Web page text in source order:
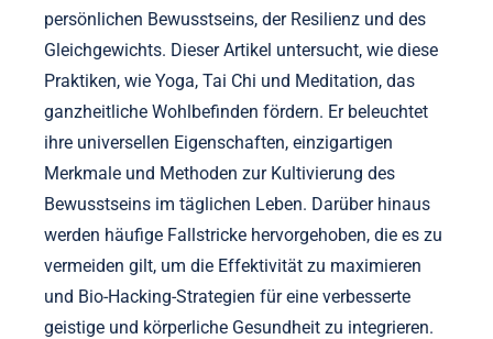
persönlichen Bewusstseins, der Resilienz und des
Gleichgewichts. Dieser Artikel untersucht, wie diese
Praktiken, wie Yoga, Tai Chi und Meditation, das
ganzheitliche Wohlbefinden fördern. Er beleuchtet
ihre universellen Eigenschaften, einzigartigen
Merkmale und Methoden zur Kultivierung des
Bewusstseins im täglichen Leben. Darüber hinaus
werden häufige Fallstricke hervorgehoben, die es zu
vermeiden gilt, um die Effektivität zu maximieren
und Bio-Hacking-Strategien für eine verbesserte
geistige und körperliche Gesundheit zu integrieren.